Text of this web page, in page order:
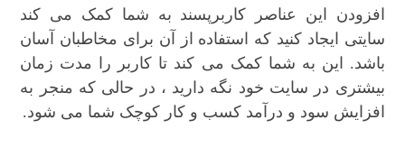
افزودن این عناصر کاربرپسند به شما کمک می کند
سایتی ایجاد کنید که استفاده از آن برای مخاطبان آسان
باشد. این به شما کمک می کند تا کاربر را مدت زمان
بیشتری در سایت خود نگه دارید ، در حالی که منجر به
افزایش سود و درآمد کسب و کار کوچک شما می شود.